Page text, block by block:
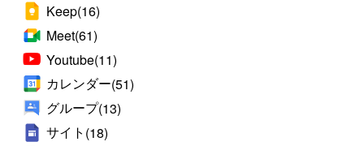
Keep(16)
Meet(61)
Youtube(11)
カレンダー(51)
グループ(13)
サイト (18)